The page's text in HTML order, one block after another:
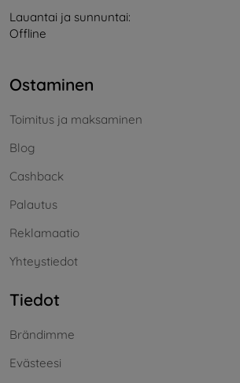
Lauantai ja sunnuntai:
Offline
Ostaminen
Toimitus ja maksaminen
Blog
Cashback
Palautus
Reklamaatio
Yhteystiedot
Tiedot
Brändimme
Evästeesi